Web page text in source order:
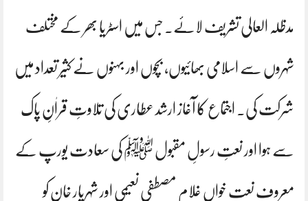
مدظلہ العالی تشریف لائے۔ جس میں اسٹریا بھر کے مختلف
شہروں سے اسلامی بھائیوں، بچوں اور بہنوں نے کثیر تعداد میں
شرکت کی۔ اجتماع کا آغاز ارشد عطاری کی تلاوتِ قراٰنِ پاک
سے ہوا اور نعتِ رسولِ مقبول ﷺ کی سعادت یورپ کے
معروف نعت خواں غلام مصطفی نعیمی اور شہریار خان کو